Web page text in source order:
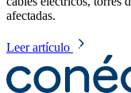
afectadas.
Leer artículo